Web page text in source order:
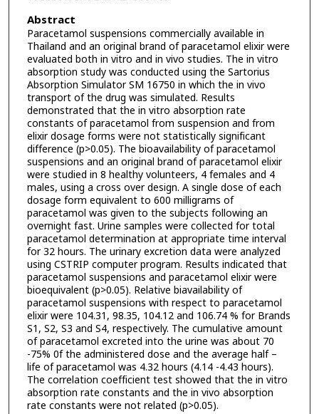
Abstract
Paracetamol suspensions commercially available in
Thailand and an original brand of paracetamol elixir were
evaluated both in vitro and in vivo studies. The in vitro
absorption study was conducted using the Sartorius
Absorption Simulator SM 16750 in which the in vivo
transport of the drug was simulated. Results
demonstrated that the in vitro absorption rate
constants of paracetamol from suspension and from
elixir dosage forms were not statistically significant
difference (p>0.05). The bioavailability of paracetamol
suspensions and an original brand of paracetamol elixir
were studied in 8 healthy volunteers, 4 females and 4
males, using a cross over design. A single dose of each
dosage form equivalent to 600 milligrams of
paracetamol was given to the subjects following an
overnight fast. Urine samples were collected for total
paracetamol determination at appropriate time interval
for 32 hours. The urinary excretion data were analyzed
using CSTRIP computer program. Results indicated that
paracetamol suspensions and paracetamol elixir were
bioequivalent (p>0.05). Relative biavailability of
paracetamol suspensions with respect to paracetamol
elixir were 104.31, 98.35, 104.12 and 106.74 % for Brands
S1, S2, S3 and S4, respectively. The cumulative amount
of paracetamol excreted into the urine was about 70
-75% 0f the administered dose and the average half –
life of paracetamol was 4.32 hours (4.14 -4.43 hours).
The correlation coefficient test showed that the in vitro
absorption rate constants and the in vivo absorption
rate constants were not related (p>0.05).